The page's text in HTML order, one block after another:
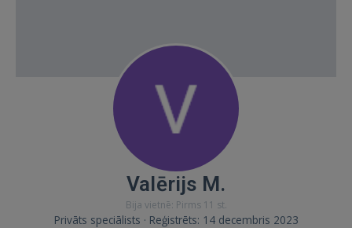
Valērijs M.
Bija vietnē: Pirms 11 st.
Privāts speciālists · Reģistrēts: 14 decembris 2023